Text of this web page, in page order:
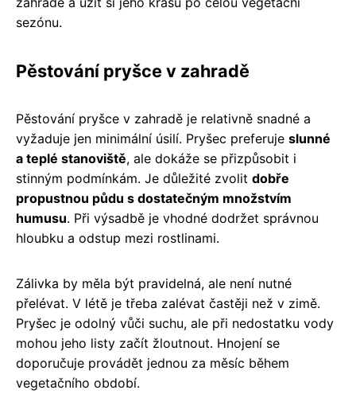
sezónu.
Pěstování pryšce v zahradě
Pěstování pryšce v zahradě je relativně snadné a
vyžaduje jen minimální úsilí. Pryšec preferuje slunné
a teplé stanoviště, ale dokáže se přizpůsobit i
stinným podmínkám. Je důležité zvolit dobře
propustnou půdu s dostatečným množstvím
humusu. Při výsadbě je vhodné dodržet správnou
hloubku a odstup mezi rostlinami.
Zálivka by měla být pravidelná, ale není nutné
přelévat. V létě je třeba zalévat častěji než v zimě.
Pryšec je odolný vůči suchu, ale při nedostatku vody
mohou jeho listy začít žloutnout. Hnojení se
doporučuje provádět jednou za měsíc během
vegetačního období.